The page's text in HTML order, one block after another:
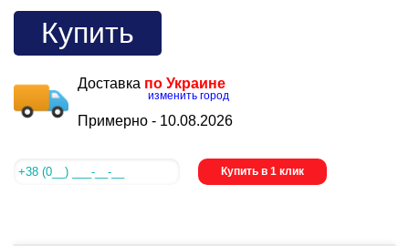
Купить
Доставка по Украине
изменить город
Примерно - 10.08.2026
Купить в 1 клик